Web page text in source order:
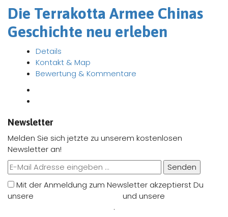
Die Terrakotta Armee Chinas
Geschichte neu erleben
Details
Kontakt & Map
Bewertung & Kommentare
Newsletter
Melden Sie sich jetzte zu unserem kostenlosen
Newsletter an!
Senden
Mit der Anmeldung zum Newsletter akzeptierst Du
unsere
und unsere
.